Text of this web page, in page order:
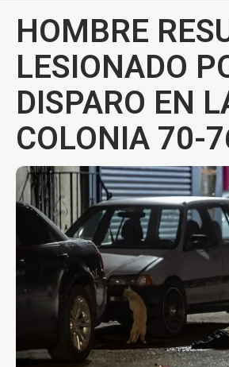
HOMBRE
LESIONADO
DISPARO EN
COLONIA 70-